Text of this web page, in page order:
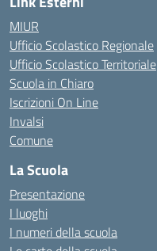
MIUR
Ufficio Scolastico Regionale
Ufficio Scolastico Territoriale
Scuola in Chiaro
Iscrizioni On Line
Invalsi
Comune
La Scuola
Presentazione
I luoghi
I numeri della scuola